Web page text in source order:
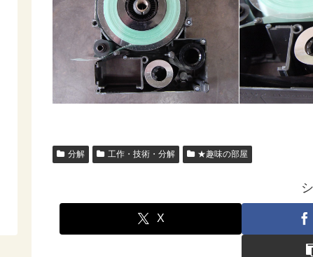
分解 工作・技術・分解 ★趣味の部屋
X